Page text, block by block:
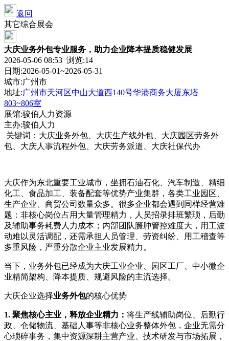
返回
其它综合展会
大庆业务外包专业服务，助力企业降本提质稳健发展
2026-05-06 08:53 浏览:14
日期:2026-05-01~2026-05-31
城市:广州市
地址:广州市天河区中山大道西140号华港商务大厦东塔
803~806室
展馆:骏伯人力资源
主办:骏伯人力
关键词：大庆业务外包、大庆生产线外包、大庆园区劳务外
包、大庆人事流程外包、大庆劳务派遣、大庆社保代办
大庆作为东北重要工业城市，坐拥石油石化、汽车制造、精细
化工、食品加工、装备配套等优势产业集群，各类工业园区、
生产企业、商贸公司数量众多。很多企业都会遇到同样经营难
题：非核心岗位占用大量管理精力，人员招录排班繁琐，后勤
及辅助事务耗费人力成本；内部团队臃肿管控难度大，用工波
动难以灵活调配，还需承担人员管理、劳资纠纷、用工稽查等
多重风险，严重分散企业主业发展精力。
当下，业务外包已经成为大庆工业企业、园区工厂、中小微企
业精简架构、降本提质、规避风险的主流选择。
大庆企业选择业务外包的核心优势
1. 聚焦核心主业，释放企业精力： 将生产线辅助岗位、后勤行
政、仓储物流、基础人事等非核心业务整体外包，企业无需分
心琐碎事务，集中资源深耕主营产业、技术研发与市场拓展，